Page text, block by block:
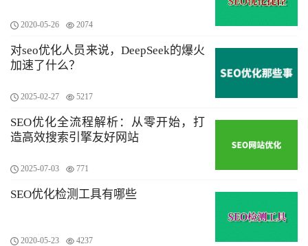
2020-05-26 2074
对seo优化人员来说，DeepSeek的爆火
加速了什么？
2025-02-27 5217
SEO优化全流程解析：从零开始，打
造高效搜索引擎友好网站
2025-07-03 771
SEO优化检测工具有哪些
2020-05-23 4237